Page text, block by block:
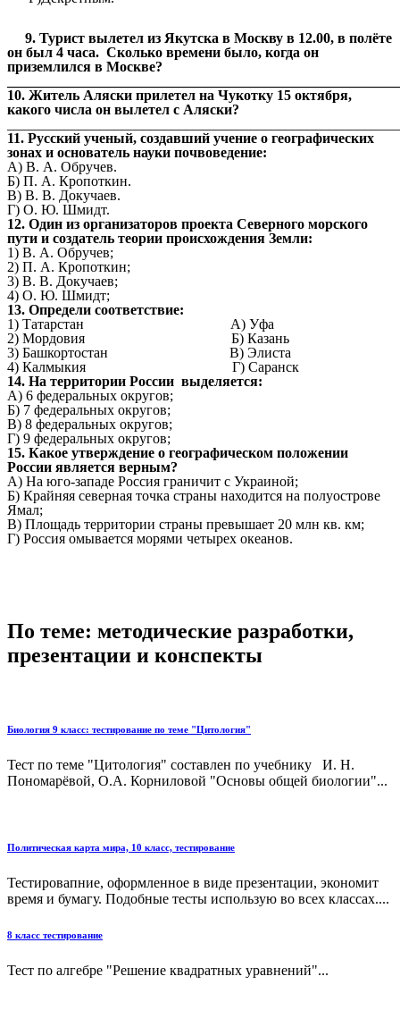
9. Турист вылетел из Якутска в Москву в 12.00, в полёте
он был 4 часа. Сколько времени было, когда он
приземлился в Москве?
10. Житель Аляски прилетел на Чукотку 15 октября,
какого числа он вылетел с Аляски?
11. Русский ученый, создавший учение о географических
зонах и основатель науки почвоведение:
А) В. А. Обручев.
Б) П. А. Кропоткин.
В) В. В. Докучаев.
Г) О. Ю. Шмидт.
12. Один из организаторов проекта Северного морского
пути и создатель теории происхождения Земли:
1) В. А. Обручев;
2) П. А. Кропоткин;
3) В. В. Докучаев;
4) О. Ю. Шмидт;
13. Определи соответствие:
1) Татарстан А) Уфа
2) Мордовия Б) Казань
3) Башкортостан В) Элиста
4) Калмыкия Г) Саранск
14. На территории России выделяется:
А) 6 федеральных округов;
Б) 7 федеральных округов;
В) 8 федеральных округов;
Г) 9 федеральных округов;
15. Какое утверждение о географическом положении
России является верным?
А) На юго-западе Россия граничит с Украиной;
Б) Крайняя северная точка страны находится на полуострове
Ямал;
В) Площадь территории страны превышает 20 млн кв. км;
Г) Россия омывается морями четырех океанов.
По теме: методические разработки,
презентации и конспекты
Биология 9 класс: тестирование по теме "Цитология"
Тест по теме "Цитология" составлен по учебнику И. Н.
Пономарёвой, О.А. Корниловой "Основы общей биологии"...
Политическая карта мира, 10 класс, тестирование
Тестировапние, оформленное в виде презентации, экономит
время и бумагу. Подобные тесты использую во всех классах....
8 класс тестирование
Тест по алгебре "Решение квадратных уравнений"...